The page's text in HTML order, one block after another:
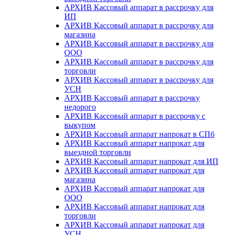
АРХИВ Кассовый аппарат в рассрочку для
ИП
АРХИВ Кассовый аппарат в рассрочку для
магазина
АРХИВ Кассовый аппарат в рассрочку для
ООО
АРХИВ Кассовый аппарат в рассрочку для
торговли
АРХИВ Кассовый аппарат в рассрочку для
УСН
АРХИВ Кассовый аппарат в рассрочку
недорого
АРХИВ Кассовый аппарат в рассрочку с
выкупом
АРХИВ Кассовый аппарат напрокат в СПб
АРХИВ Кассовый аппарат напрокат для
выездной торговли
АРХИВ Кассовый аппарат напрокат для ИП
АРХИВ Кассовый аппарат напрокат для
магазина
АРХИВ Кассовый аппарат напрокат для
ООО
АРХИВ Кассовый аппарат напрокат для
торговли
АРХИВ Кассовый аппарат напрокат для